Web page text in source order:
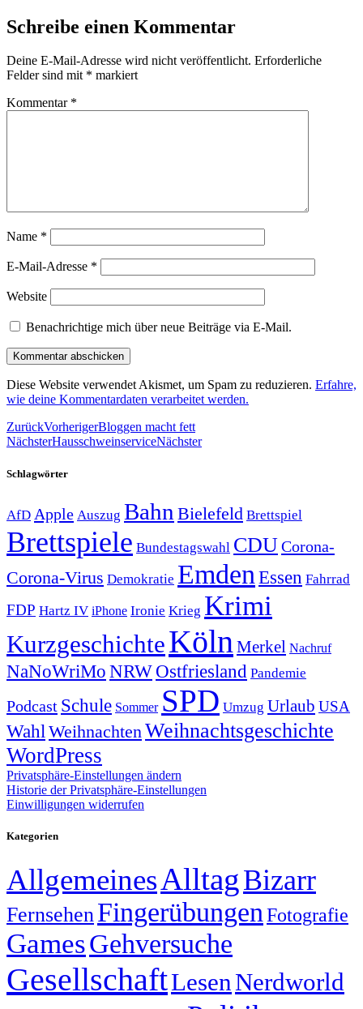
Schreibe einen Kommentar
Deine E-Mail-Adresse wird nicht veröffentlicht. Erforderliche
Felder sind mit * markiert
Kommentar *
Name *
E-Mail-Adresse *
Website
Benachrichtige mich über neue Beiträge via E-Mail.
Diese Website verwendet Akismet, um Spam zu reduzieren. Erfahre,
wie deine Kommentardaten verarbeitet werden.
ZurückVorherigerBloggen macht fett
NächsterHausschweinserviceNächster
Schlagwörter
AfD Apple Auszug Bahn Bielefeld Brettspiel
Brettspiele Bundestagswahl CDUCorona-
Corona-Virus Demokratie Emden Essen Fahrrad
FDP Hartz IV iPhone Ironie Krieg Krimi
KurzgeschichteKöln Merkel Nachruf
NaNoWriMo NRWOstfriesland Pandemie
Podcast Schule Sommer SPD Umzug Urlaub USA
Wahl Weihnachten Weihnachtsgeschichte
WordPress
Privatsphäre-Einstellungen ändern
Historie der Privatsphäre-Einstellungen
Einwilligungen widerrufen
Kategorien
AllgemeinesAlltagBizarr
FernsehenFingerübungen Fotografie
GamesGehversuche
GesellschaftLesenNerdworld